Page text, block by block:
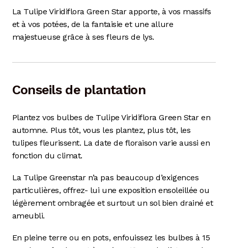
La Tulipe Viridiflora Green Star apporte, à vos massifs
et à vos potées, de la fantaisie et une allure
majestueuse grâce à ses fleurs de lys.
Conseils de plantation
Plantez vos bulbes de Tulipe Viridiflora Green Star en
automne. Plus tôt, vous les plantez, plus tôt, les
tulipes fleurissent. La date de floraison varie aussi en
fonction du climat.
La Tulipe Greenstar n’a pas beaucoup d’exigences
particulières, offrez- lui une exposition ensoleillée ou
légèrement ombragée et surtout un sol bien drainé et
ameubli.
En pleine terre ou en pots, enfouissez les bulbes à 15